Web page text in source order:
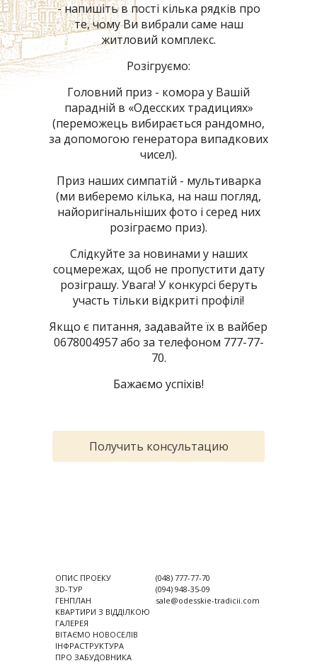
- напишіть в пості кілька рядків про
те, чому Ви вибрали саме наш
житловий комплекс.
Розігруємо:
Головний приз - комора у Вашій
парадній в «Одесских традициях»
(переможець вибирається рандомно,
за допомогою генератора випадкових
чисел).
Приз наших симпатій - мультиварка
(ми виберемо кілька, на наш погляд,
найоригінальніших фото і серед них
розіграємо приз).
Слідкуйте за новинами у наших
соцмережах, щоб не пропустити дату
розіграшу. Увага! У конкурсі беруть
участь тільки відкриті профілі!
Якщо є питання, задавайте їх в вайбер
0678004957 або за телефоном 777-77-
70.
Бажаємо успіхів!
Получить консультацию
ОПИС ПРОЕКУ
3D-ТУР
ГЕНПЛАН
КВАРТИРИ З ВІДДІЛКОЮ
ГАЛЕРЕЯ
ВІТАЄМО НОВОСЕЛІВ
ІНФРАСТРУКТУРА
ПРО ЗАБУДОВНИКА
(048) 777-77-70
(094) 948-35-09
sale@odesskie-tradicii.com